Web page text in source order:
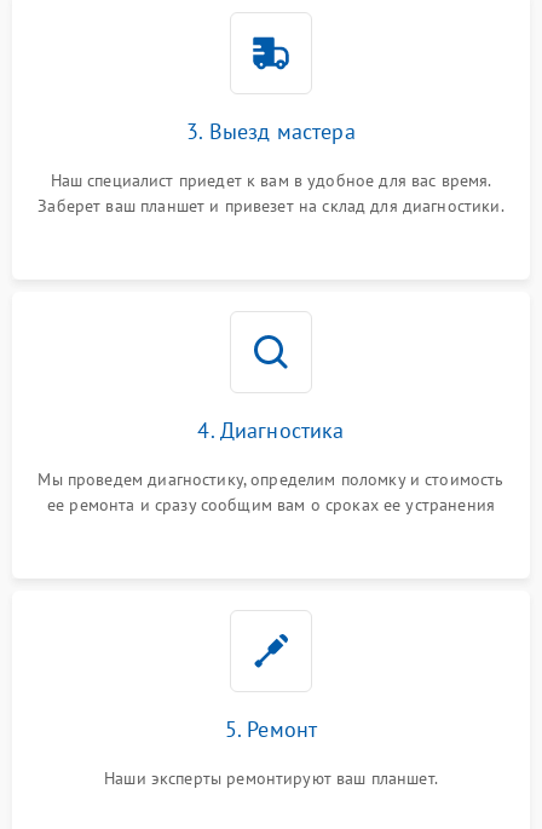
3. Выезд мастера
Наш специалист приедет к вам в удобное для вас время.
Заберет ваш планшет и привезет на склад для диагностики.
4. Диагностика
Мы проведем диагностику, определим поломку и стоимость
ее ремонта и сразу сообщим вам о сроках ее устранения
5. Ремонт
Наши эксперты ремонтируют ваш планшет.